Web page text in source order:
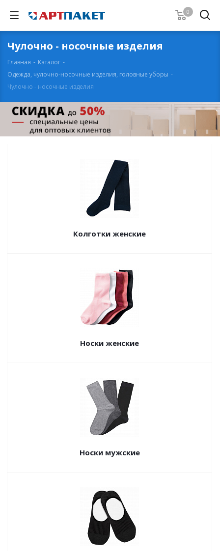
0
Чулочно - носочные изделия
Главная - Каталог -
Одежда, чулочно-носочные изделия, головные уборы -
Чулочно - носочные изделия
Колготки женские
Носки женские
Носки мужские